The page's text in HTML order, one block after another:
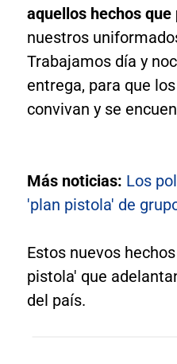
aquellos hechos
nuestros
Trabajamos día y
entrega, para que
convivan y se
Más noticias: Los
'plan pistola' de
Estos nuevos
pistola' que
del país.